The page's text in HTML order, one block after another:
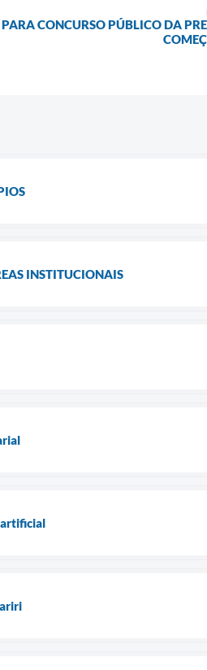
PARA CONCURSO PÚBLICO DA
INSTITUCIONAIS